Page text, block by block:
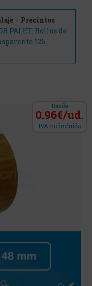
Precintos
PALET: Rollos de
126
Desde
0.96€/ud.
IVA no incluido